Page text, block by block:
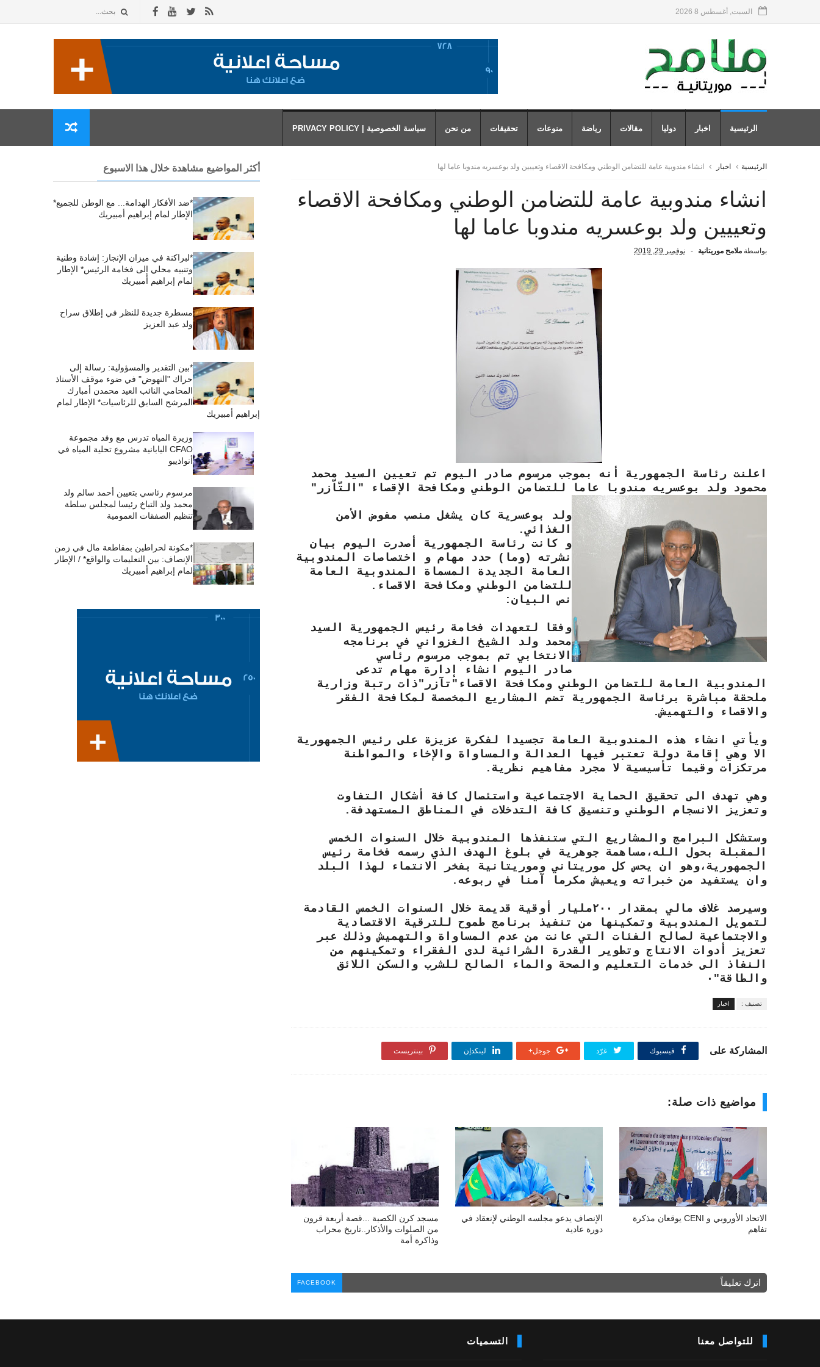
السبت, أغسطس 8 2026
الرئيسية اخبار دوليا مقالات رياضة منوعات تحقيقات من نحن سياسة الخصوصية | PRIVACY POLICY
الرئيسية اخبار انشاء مندوبية عامة للتضامن الوطني ومكافحة الاقصاء وتعييين ولد بوعسريه مندوبا عاما لها
انشاء مندوبية عامة للتضامن الوطني ومكافحة الاقصاء
وتعييين ولد بوعسريه مندوبا عاما لها
بواسطة ملامح موريتانية نوفمبر 29, 2019
اعلنت رئاسة الجمهورية أنه بموجب مرسوم صادر اليوم تم تعيين السيد محمد
محمود ولد بوعسريه مندوبا عاما للتضامن الوطني ومكافحة الإقصاء "التّاّزر"
ولد بوعسرية كان يشغل منصب مفوض الأمن
الغذائي.
و كانت رئاسة الجمهورية أصدرت اليوم بيان
نشرته (وما) حدد مهام و اختصاصات المندوبية
العامة الجديدة المسماة المندوبية العامة
للتضامن الوطني ومكافحة الاقصاء.
نص البيان:
وفقا لتعهدات فخامة رئيس الجمهورية السيد
محمد ولد الشيخ الغزواني في برنامجه
الانتخابي تم بموجب مرسوم رئاسي
صادر اليوم انشاء إدارة مهام تدعى
المندوبية العامة للتضامن الوطني ومكافحة الاقصاء"تآزر"ذات رتبة وزارية
ملحقة مباشرة برئاسة الجمهورية تضم المشاريع المخصصة لمكافحة الفقر
والاقصاء والتهميش.
ويأتي انشاء هذه المندوبية العامة تجسيدا لفكرة عزيزة على رئيس الجمهورية
الا وهي إقامة دولة تعتبر فيها العدالة والمساواة والإخاء والمواطنة
مرتكزات وقيما تأسيسية لا مجرد مفاهيم نظرية.
وهي تهدف الى تحقيق الحماية الاجتماعية واستئصال كافة أشكال التفاوت
وتعزيز الانسجام الوطني وتنسيق كافة التدخلات في المناطق المستهدفة.
وستشكل البرامج والمشاريع التي ستنفذها المندوبية خلال السنوات الخمس
المقبلة بحول الله،مساهمة جوهرية في بلوغ الهدف الذي رسمه فخامة رئيس
الجمهورية،وهو ان يحس كل موريتاني وموريتانية بفخر الانتماء لهذا البلد
وان يستفيد من خبراته ويعيش مكرما آمنا في ربوعه.
وسيرصد غلاف مالي بمقدار ٢٠٠مليار أوقية قديمة خلال السنوات الخمس القادمة
لتمويل المندوبية وتمكينها من تنفيذ برنامج طموح للترقية الاقتصادية
والاجتماعية لصالح الفئات التي عانت من عدم المساواة والتهميش وذلك عبر
تعزيز أدوات الانتاج وتطوير القدرة الشرائية لدى الفقراء وتمكينهم من
النفاذ الى خدمات التعليم والصحة والماء الصالح للشرب والسكن اللائق
والطاقة"٠
تصنيف : اخبار
المشاركة على فيسبوك غرّد جوجل+ لينكدإن بينتريست
مواضيع ذات صلة:
الاتحاد الأوروبي و CENI يوقعان مذكرة
تفاهم
الإنصاف يدعو مجلسه الوطني لإنعقاد في
دورة عادية
مسجد كرن الكصبة ...قصة أربعة قرون
من الصلوات والأذكار..تاريخ محراب
وذاكرة أمة
اترك تعليقاً FACEBOOK
أكثر المواضيع مشاهدة خلال هذا الاسبوع
*ضد الأفكار الهدامة... مع الوطن للجميع*
الإطار لمام إبراهيم أمبيريك
*لبراكنة في ميزان الإنجاز: إشادة وطنية
وتنبيه محلي إلى فخامة الرئيس* الإطار
لمام إبراهيم أمبيريك
مسطرة جديدة للنظر في إطلاق سراح
ولد عبد العزيز
*بين التقدير والمسؤولية: رسالة إلى
حراك "النهوض" في ضوء موقف الأستاذ
المحامي النائب العيد محمدن أمبارك
المرشح السابق للرئاسيات* الإطار لمام
إبراهيم أمبيريك
وزيرة المياه تدرس مع وفد مجموعة
CFAO اليابانية مشروع تحلية المياه في
أنواذيبو
مرسوم رئاسي بتعيين أحمد سالم ولد
محمد ولد التباخ رئيسا لمجلس سلطة
تنظيم الصفقات العمومية
*مكونة لحراطين بمقاطعة مال في زمن
الإنصاف: بين التعليمات والواقع* / الإطار
لمام إبراهيم أمبيريك
للتواصل معنا التسميات